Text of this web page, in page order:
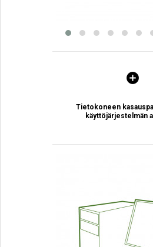
Tietokoneen
käyttöjärjestelmän